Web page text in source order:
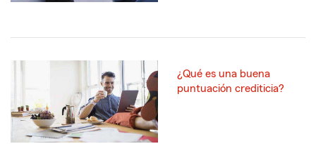
¿Qué es una buena
puntuación crediticia?